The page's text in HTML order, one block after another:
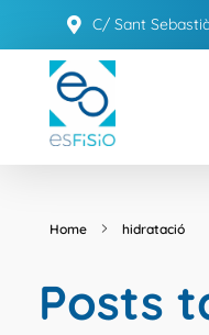
C/ Sant
ESFISIO
Home hidratació
Posts